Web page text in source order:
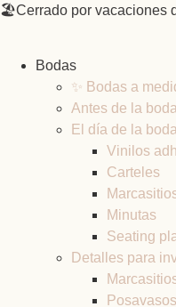
Ir
🏖️Cerrado por vacaciones
Bodas
✨ Bodas a
Antes de la boda
El día de la boda
Vinilos
Carteles
Minutas
Seating
Detalles para